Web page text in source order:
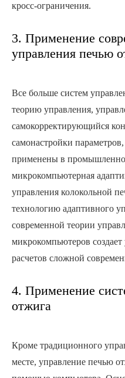
кросс-ограничения.
3. Применение
управления печью
Все больше систем
теорию управления,
самокорректирующийся
самонастройки
применены в
микрокомпьютерная
управления колокольной
технологию адаптивного
современной теории
микрокомпьютеров
расчетов сложной
4. Применение
отжига
Кроме традиционного
месте, управление печью